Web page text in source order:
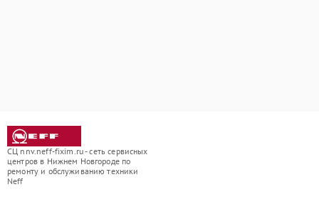
СЦ nnv.neff-fixim.ru - сеть сервисных
центров в Нижнем Новгороде по
ремонту и обслуживанию техники
Neff